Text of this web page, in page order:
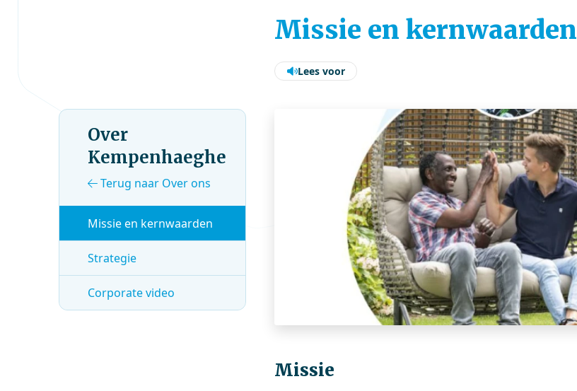
Missie en kernwaarden
Lees voor
Missie
Over
Kempenhaeghe
Terug naar Over ons
Missie en kernwaarden
Strategie
Corporate video